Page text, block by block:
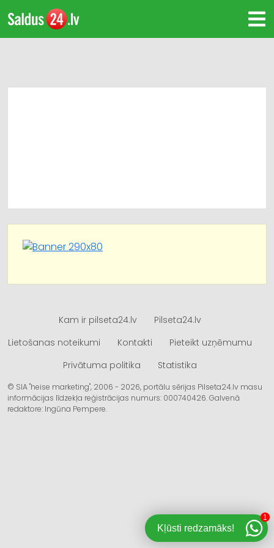
Kam ir pilseta24.lv
Pilseta24.lv
Lietošanas noteikumi
Kontakti
Pieteikt uzņēmumu
Privātuma politika
Statistika
© SIA "heise marketing", 2006 - 2026, portālu sērijas Pilseta24.lv masu
informācijas līdzekļa reģistrācijas numurs: 000740426. Galvenā
redaktore: Ingūna Pempere.
Kļūsti redzamāks!
1